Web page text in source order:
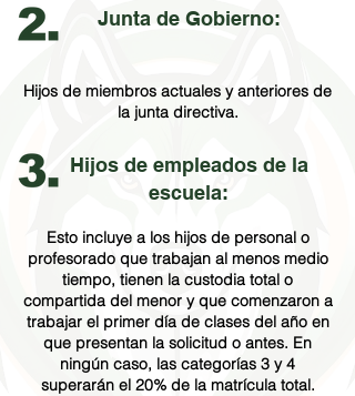
Junta de Gobierno:
Hijos de miembros actuales y anteriores de
la junta directiva.
Hijos de empleados de la
escuela:
Esto incluye a los hijos de personal o
profesorado que trabajan al menos medio
tiempo, tienen la custodia total o
compartida del menor y que comenzaron a
trabajar el primer día de clases del año en
que presentan la solicitud o antes. En
ningún caso, las categorías 3 y 4
superarán el 20% de la matrícula total.